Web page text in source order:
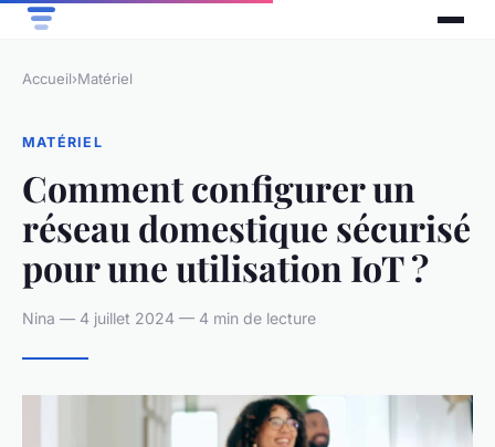
Accueil›Matériel
MATÉRIEL
Comment configurer un
réseau domestique sécurisé
pour une utilisation IoT ?
Nina — 4 juillet 2024 — 4 min de lecture